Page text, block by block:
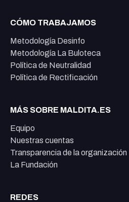
CÓMO TRABAJAMOS
Metodología Desinfo
Metodología La Buloteca
Política de Neutralidad
Política de Rectificación
MÁS SOBRE MALDITA.ES
Equipo
Nuestras cuentas
Transparencia de la organización
La Fundación
REDES